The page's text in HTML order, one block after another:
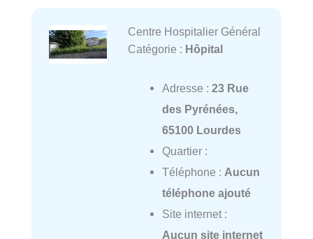
Centre Hospitalier Général
Catégorie : Hôpital
Adresse : 23 Rue
des Pyrénées,
65100 Lourdes
Quartier :
Téléphone : Aucun
téléphone ajouté
Site internet :
Aucun site internet